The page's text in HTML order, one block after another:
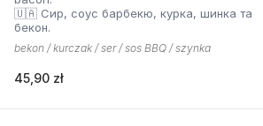
🇺🇦 Сир, соус барбекю, курка, шинка та
бекон.
bekon / kurczak / ser / sos BBQ / szynka
45,90 zł